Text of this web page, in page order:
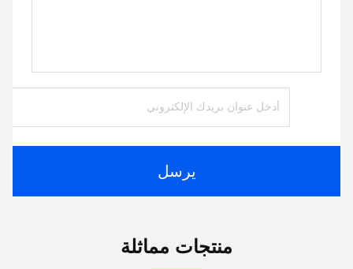
يرسل
منتجات مماثلة